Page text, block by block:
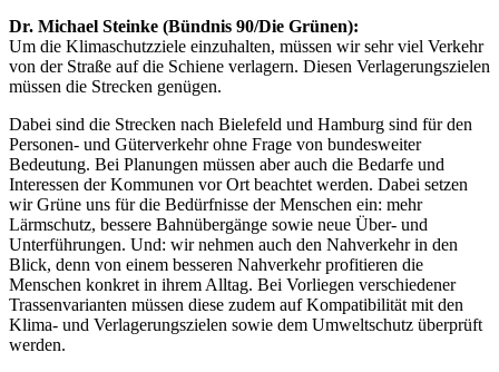
Dr. Michael Steinke (Bündnis 90/Die Grünen):
Um die Klimaschutzziele einzuhalten, müssen wir sehr viel Verkehr
von der Straße auf die Schiene verlagern. Diesen Verlagerungszielen
müssen die Strecken genügen.
Dabei sind die Strecken nach Bielefeld und Hamburg sind für den
Personen- und Güterverkehr ohne Frage von bundesweiter
Bedeutung. Bei Planungen müssen aber auch die Bedarfe und
Interessen der Kommunen vor Ort beachtet werden. Dabei setzen
wir Grüne uns für die Bedürfnisse der Menschen ein: mehr
Lärmschutz, bessere Bahnübergänge sowie neue Über- und
Unterführungen. Und: wir nehmen auch den Nahverkehr in den
Blick, denn von einem besseren Nahverkehr profitieren die
Menschen konkret in ihrem Alltag. Bei Vorliegen verschiedener
Trassenvarianten müssen diese zudem auf Kompatibilität mit den
Klima- und Verlagerungszielen sowie dem Umweltschutz überprüft
werden.